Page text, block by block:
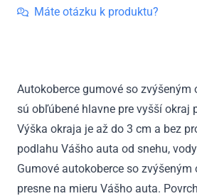
okrajom
2003
-
2007
Máte otázku k produktu?
Autokoberce gumové so zvýšeným
sú obľúbené hlavne pre vyšší okraj
Výška okraja je až do 3 cm a bez
podlahu Vášho auta od snehu,
Gumové autokoberce so
presne na mieru Vášho auta.